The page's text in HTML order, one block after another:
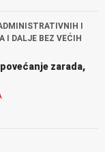
I
I DALJE BEZ VEĆIH
zarada,